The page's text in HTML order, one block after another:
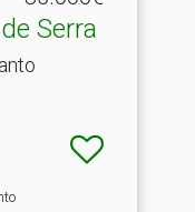
Serra